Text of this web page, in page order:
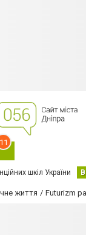
11
шкіл України В
життя Futurizm